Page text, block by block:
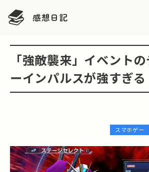
感想日記
「強敵襲来」イベント
ーインパルスが強すぎる
スマホゲー